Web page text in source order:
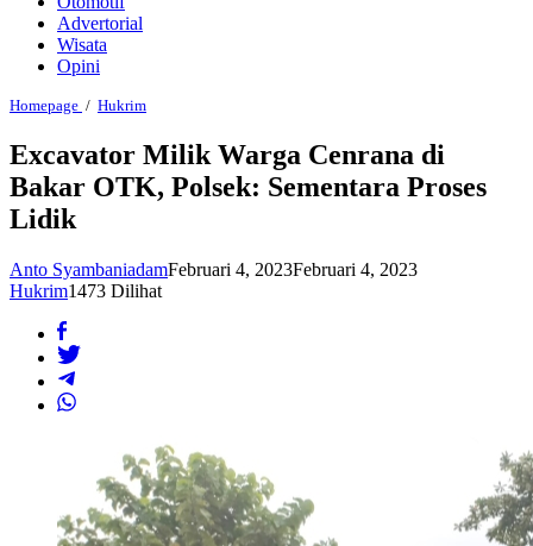
Advertorial
Wisata
Opini
Homepage / HukrimExcavator
Warga
Cenrana
di
Bakar
Proses
Lidik
Excavator Milik Warga Cenrana di
Bakar OTK, Polsek: Sementara Proses
Lidik
Anto SyambaniadamFebruari 4, 2023Februari 4, 2023
Hukrim1473 Dilihat